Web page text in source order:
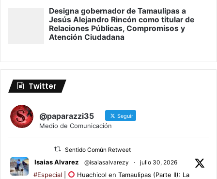
Twitter
@paparazzi35 Seguir
Medio de Comunicación
Sentido Común Retweet
Isaias Alvarez @isaiasalvarezy · julio 30, 2026
#Especial
Huachicol en Tamaulipas (Parte II): La